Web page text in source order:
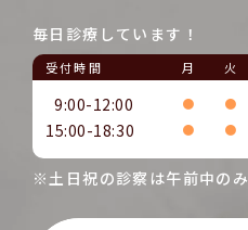
毎日診療しています！
受付時間 月 火
9:00-12:00 ● ●
15:00-18:30 ● ●
※土日祝の診察は午前中のみ